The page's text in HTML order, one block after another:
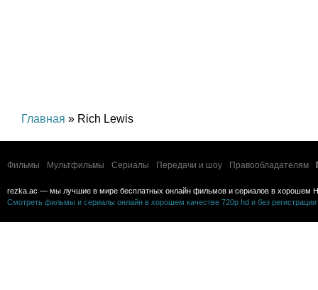
Главная » Rich Lewis
Фильмы Мультфильмы Сериалы Передачи и шоу Правообладателям
rezka.ac — мы лучшие в мире бесплатных онлайн фильмов и сериалов в хорошем
Смотреть фильмы и сериалы онлайн в хорошем качестве 720p hd и без